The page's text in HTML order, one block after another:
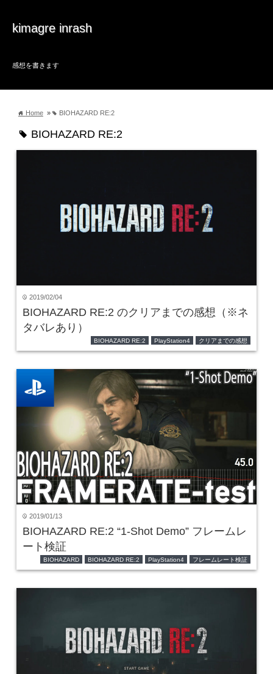
kimagre inrash
感想を書きます
home Home » tag BIOHAZARD RE:2
tag BIOHAZARD RE:2
time 2019/02/04
BIOHAZARD RE:2 のクリアまでの感想（※ネ
タバレあり）
BIOHAZARD RE:2 PlayStation4 クリアまでの感想
time 2019/01/13
BIOHAZARD RE:2 “1-Shot Demo” フレームレ
ート検証
BIOHAZARD BIOHAZARD RE:2 PlayStation4 フレームレート検証